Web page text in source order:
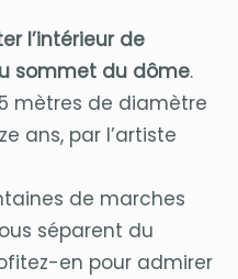
l’intérieur de
sommet du dôme.
mètres de diamètre
ans, par l’artiste
de marches
séparent du
en pour admirer